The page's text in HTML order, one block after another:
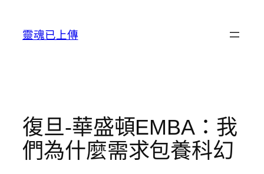
靈魂已上傳
復旦-華盛頓EMBA：我
們為什麼需求包養科幻